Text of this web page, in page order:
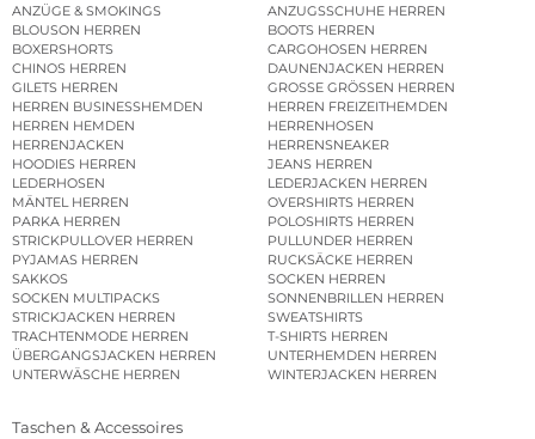
ANZÜGE & SMOKINGS
ANZUGSSCHUHE HERREN
BLOUSON HERREN
BOOTS HERREN
BOXERSHORTS
CARGOHOSEN HERREN
CHINOS HERREN
DAUNENJACKEN HERREN
GILETS HERREN
GROSSE GRÖSSEN HERREN
HERREN BUSINESSHEMDEN
HERREN FREIZEITHEMDEN
HERREN HEMDEN
HERRENHOSEN
HERRENJACKEN
HERRENSNEAKER
HOODIES HERREN
JEANS HERREN
LEDERHOSEN
LEDERJACKEN HERREN
MÄNTEL HERREN
OVERSHIRTS HERREN
PARKA HERREN
POLOSHIRTS HERREN
STRICKPULLOVER HERREN
PULLUNDER HERREN
PYJAMAS HERREN
RUCKSÄCKE HERREN
SAKKOS
SOCKEN HERREN
SOCKEN MULTIPACKS
SONNENBRILLEN HERREN
STRICKJACKEN HERREN
SWEATSHIRTS
TRACHTENMODE HERREN
T-SHIRTS HERREN
ÜBERGANGSJACKEN HERREN
UNTERHEMDEN HERREN
UNTERWÄSCHE HERREN
WINTERJACKEN HERREN
Taschen & Accessoires